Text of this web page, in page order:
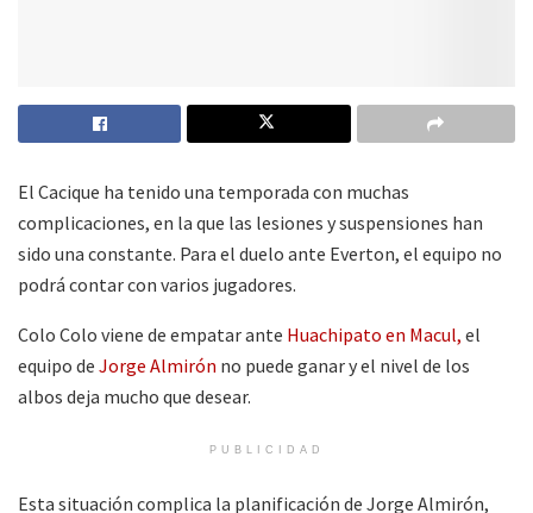
El Cacique ha tenido una temporada con muchas
complicaciones, en la que las lesiones y suspensiones han
sido una constante. Para el duelo ante Everton, el equipo no
podrá contar con varios jugadores.
Colo Colo viene de empatar ante Huachipato en Macul, el
equipo de Jorge Almirón no puede ganar y el nivel de los
albos deja mucho que desear.
PUBLICIDAD
Esta situación complica la planificación de Jorge Almirón,